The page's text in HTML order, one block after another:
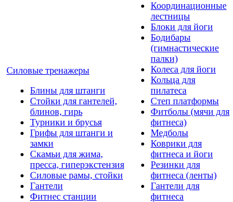
Силовые тренажеры
Блины для штанги
Стойки для гантелей,
блинов, гирь
Турники и брусья
Грифы для штанги и
замки
Скамьи для жима,
пресса, гиперэкстензия
Силовые рамы, стойки
Гантели
Фитнес станции
Координационные
лестницы
Блоки для йоги
Бодибары
(гимнастические
палки)
Колеса для йоги
Кольца для
пилатеса
Степ платформы
Фитболы (мячи для
фитнеса)
Медболы
Коврики для
фитнеса и йоги
Резинки для
фитнеса (ленты)
Гантели для
фитнеса